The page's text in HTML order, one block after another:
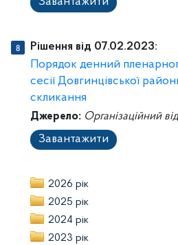
Рішення від 07.02.2023:
Порядок денний
сесії Довгинцівської
скликання
Джерело: Організаційний
Завантажити
2026 рік
2025 рік
2024 рік
2023 рік